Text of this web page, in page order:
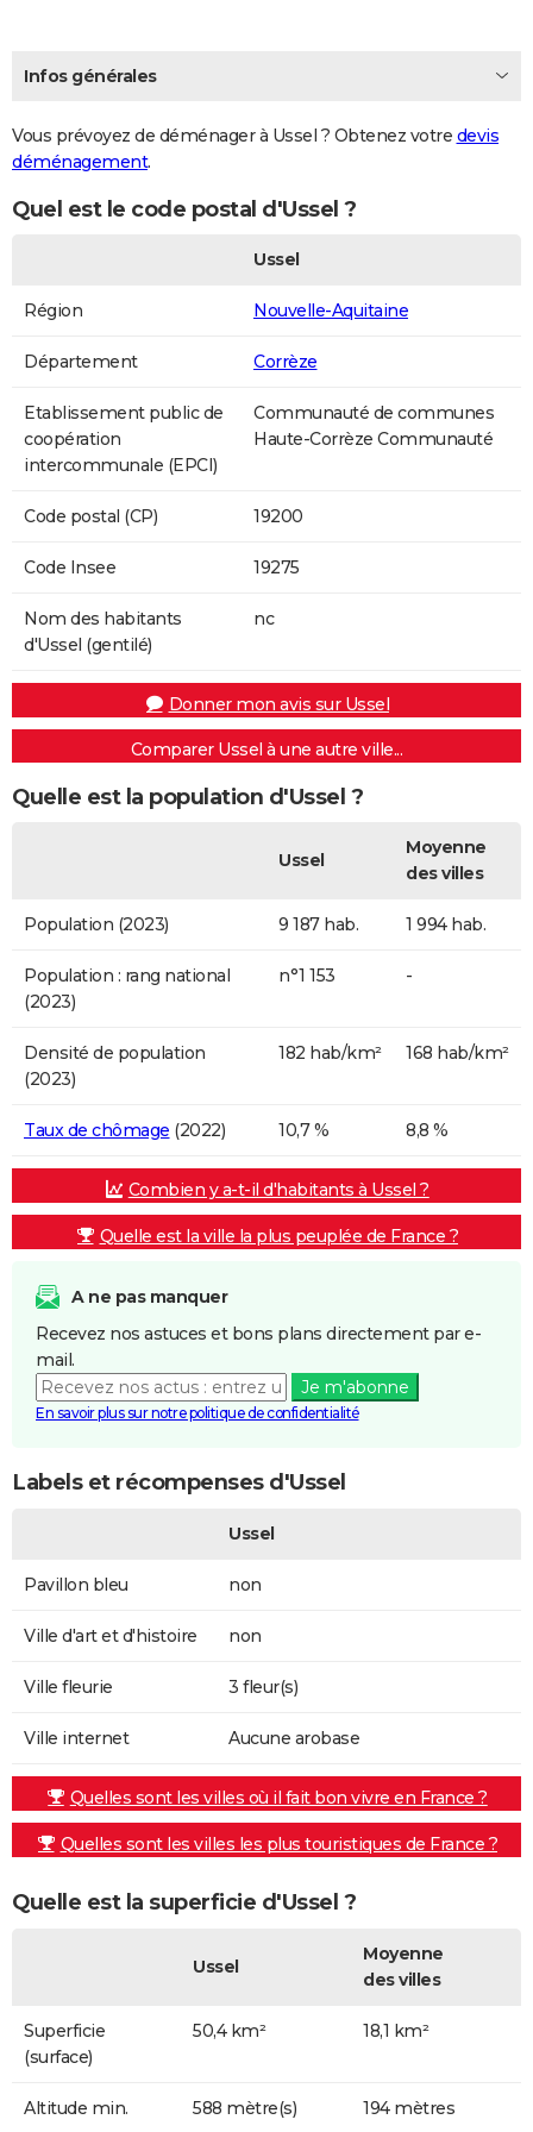
Infos générales
Vous prévoyez de déménager à Ussel ? Obtenez votre devis
déménagement.
Quel est le code postal d'Ussel ?
Ussel
Région Nouvelle-Aquitaine
Département Corrèze
Etablissement public de
coopération
intercommunale (EPCI)
Communauté de communes
Haute-Corrèze Communauté
Code postal (CP) 19200
Code Insee 19275
Nom des habitants
d'Ussel (gentilé)
nc
Donner mon avis sur Ussel
Comparer Ussel à une autre ville...
Quelle est la population d'Ussel ?
Ussel
Moyenne
des villes
Population (2023) 9 187 hab. 1 994 hab.
Population : rang national
(2023)
n°1 153 -
Densité de population
(2023)
182 hab/km² 168 hab/km²
Taux de chômage (2022) 10,7 % 8,8 %
Combien y a-t-il d'habitants à Ussel ?
Quelle est la ville la plus peuplée de France ?
A ne pas manquer
Recevez nos astuces et bons plans directement par e-
mail.
Je m'abonne
En savoir plus sur notre politique de confidentialité
Labels et récompenses d'Ussel
Ussel
Pavillon bleu non
Ville d'art et d'histoire non
Ville fleurie 3 fleur(s)
Ville internet Aucune arobase
Quelles sont les villes où il fait bon vivre en France ?
Quelles sont les villes les plus touristiques de France ?
Quelle est la superficie d'Ussel ?
Ussel
Moyenne
des villes
Superficie
(surface)
50,4 km² 18,1 km²
Altitude min. 588 mètre(s) 194 mètres